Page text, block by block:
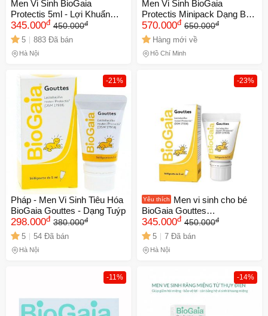
Men Vi Sinh BioGaia
Protectis 5ml - Lợi Khuẩn
Cho Trẻ Sơ Sinh, Hỗ Trợ
Tiêu Hóa và Hệ Miễn Dịch,
Sản Phẩm Từ Sữa Mẹ
345.000đ 450.000đ
5 883 Đã bán
Hà Nội
Men Vi Sinh BioGaia
Protectis Minipack Dạng Bột
Cho Bé - Hỗ Trợ Tiêu Hóa,
Bổ Sung Lợi Khuẩn
Lactobacillus Reuteri, Gói
Tiện Lợi 30 Gói
570.000đ 650.000đ
Hàng mới về
Hồ Chí Minh
-21%
Pháp - Men Vi Sinh Tiêu Hóa
BioGaia Gouttes - Dạng Tuýp
298.000đ 380.000đ
5 54 Đã bán
Hà Nội
-23%
Yêu thích
Men vi sinh cho bé
BioGaia Gouttes
Lactobacillus 5ml Pháp
345.000đ 450.000đ
5 7 Đã bán
Hà Nội
-11% -14%